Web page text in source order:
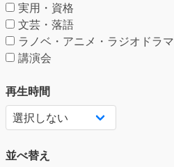
実用・資格
文芸・落語
ラノベ・アニメ・ラジオドラマ
講演会
再生時間
並べ替え